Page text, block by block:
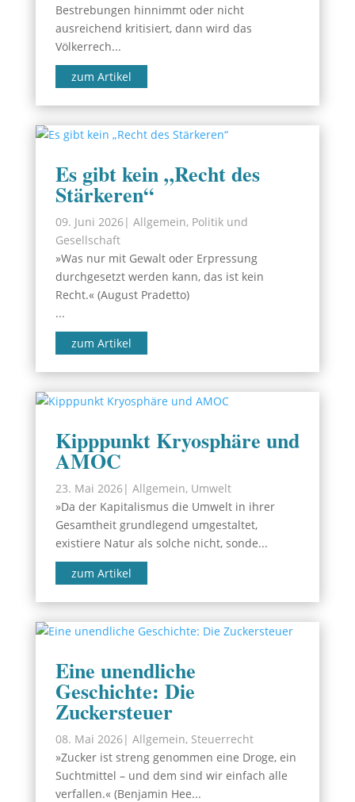
Bestrebungen hinnimmt oder nicht
ausreichend kritisiert, dann wird das
Völkerrech...
zum Artikel
Es gibt kein „Recht des
Stärkeren“
09. Juni 2026| Allgemein, Politik und
Gesellschaft
»Was nur mit Gewalt oder Erpressung
durchgesetzt werden kann, das ist kein
Recht.« (August Pradetto)
...
zum Artikel
Kipppunkt Kryosphäre und
AMOC
23. Mai 2026| Allgemein, Umwelt
»Da der Kapitalismus die Umwelt in ihrer
Gesamtheit grundlegend umgestaltet,
existiere Natur als solche nicht, sonde...
zum Artikel
Eine unendliche
Geschichte: Die
Zuckersteuer
08. Mai 2026| Allgemein, Steuerrecht
»Zucker ist streng genommen eine Droge, ein
Suchtmittel – und dem sind wir einfach alle
verfallen.« (Benjamin Hee...